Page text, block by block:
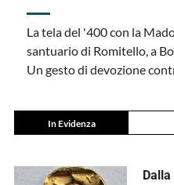
La tela del '400 con la
santuario di Romitello, a
Un gesto di devozione
In Evidenza